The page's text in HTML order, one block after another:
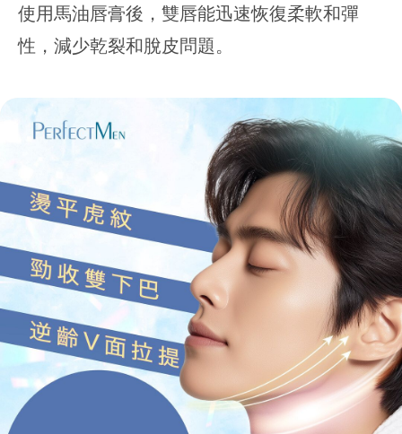
使用馬油唇膏後，雙唇能迅速恢復柔軟和彈
性，減少乾裂和脫皮問題。